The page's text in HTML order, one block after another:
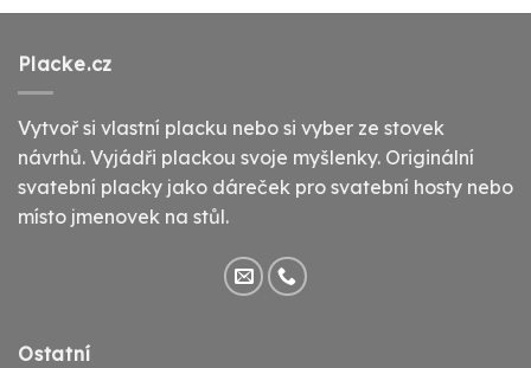
byla:
je:
Placke.cz
Vytvoř si vlastní placku nebo si vyber ze stovek
návrhů. Vyjádři plackou svoje myšlenky. Originální
svatební placky jako dáreček pro svatební hosty nebo
místo jmenovek na stůl.
Ostatní